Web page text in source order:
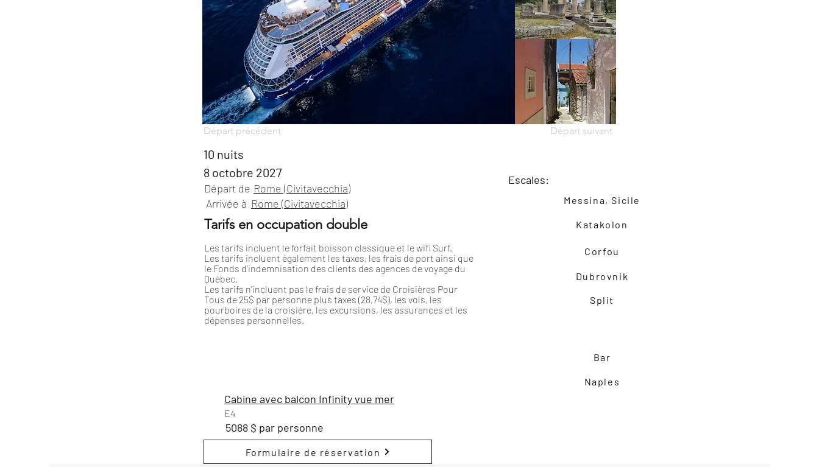
Départ précédent
10 nuits
Départ suivant
8 octobre 2027 Escales:
Départ de
Arrivée à
Rome (Civitavecchia)
Tarifs en occupation double Katakolon
Messina, Sicile
Rome (Civitavecchia)
Les tarifs incluent le forfait boisson classique et le wifi Surf.
Les tarifs incluent également les taxes, les frais de port ainsi que
le Fonds d'indemnisation des clients des agences de voyage du
Québec.
Les tarifs n'incluent pas le frais de service de Croisières Pour
Tous de 25$ par personne plus taxes (28,74$), les vols, les
pourboires de la croisière, les excursions, les assurances et les
dépenses personnelles.
Corfou
Split
Dubrovnik
Bar
Cabine avec balcon Infinity vue mer
E4
5088 $ par personne
Formulaire de réservation
Naples